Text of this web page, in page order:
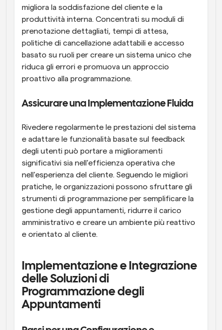
migliora la soddisfazione del cliente e la
produttività interna. Concentrati su moduli di
prenotazione dettagliati, tempi di attesa,
politiche di cancellazione adattabili e accesso
basato su ruoli per creare un sistema unico che
riduca gli errori e promuova un approccio
proattivo alla programmazione.
Assicurare una Implementazione Fluida
Rivedere regolarmente le prestazioni del sistema
e adattare le funzionalità basate sul feedback
degli utenti può portare a miglioramenti
significativi sia nell'efficienza operativa che
nell'esperienza del cliente. Seguendo le migliori
pratiche, le organizzazioni possono sfruttare gli
strumenti di programmazione per semplificare la
gestione degli appuntamenti, ridurre il carico
amministrativo e creare un ambiente più reattivo
e orientato al cliente.
Implementazione e Integrazione
delle Soluzioni di
Programmazione degli
Appuntamenti